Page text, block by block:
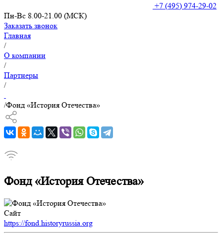
+7 (495) 974-29-02
Пн-Вс 8.00-21.00 (МСК)
Заказать звонок
Главная
/
О компании
/
Партнеры
/
/Фонд «История Отечества»
Фонд «История Отечества»
Сайт
https://fond.historyrussia.org